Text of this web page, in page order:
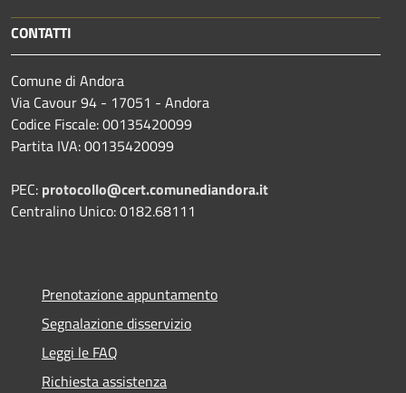
CONTATTI
Comune di Andora
Via Cavour 94 - 17051 - Andora
Codice Fiscale: 00135420099
Partita IVA: 00135420099
PEC: protocollo@cert.comunediandora.it
Centralino Unico: 0182.68111
Prenotazione appuntamento
Segnalazione disservizio
Leggi le FAQ
Richiesta assistenza